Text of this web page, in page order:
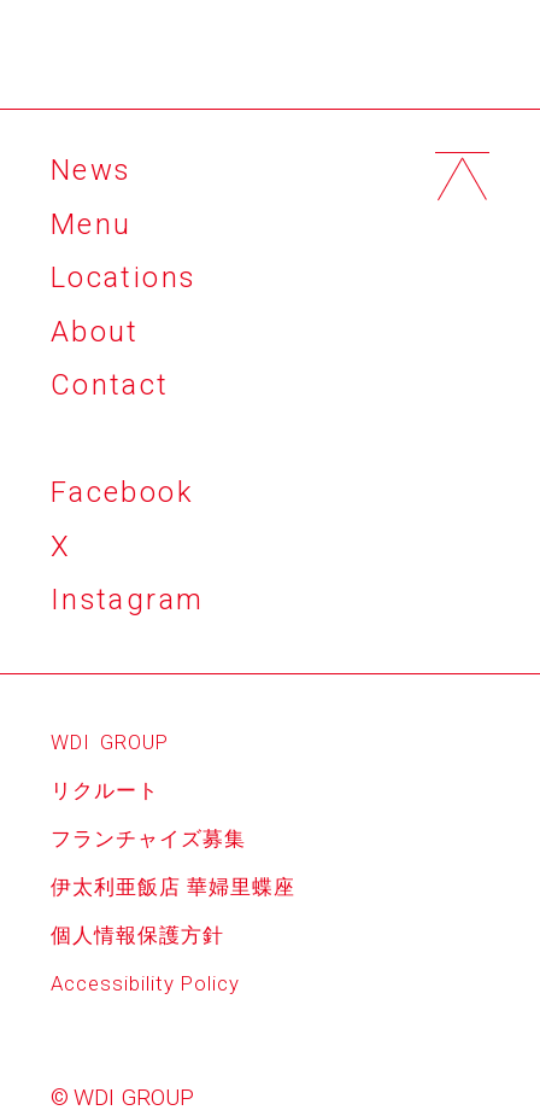
News
Menu
Locations
About
Contact
Facebook
X
Instagram
© WDI GROUP
WDI GROUP
リクルート
フランチャイズ募集
伊太利亜飯店 華婦里蝶座
個人情報保護方針
Accessibility Policy